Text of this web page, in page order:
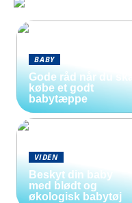
BABY
Gode råd når du skal
købe et godt
babytæppe
VIDEN
Beskyt din baby
med blødt og
økologisk babytøj